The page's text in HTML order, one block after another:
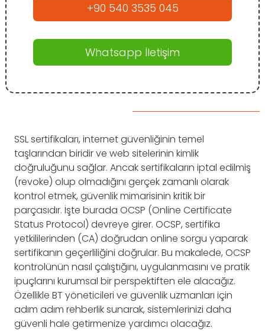
+90 540 3535 045
Whatsapp İletişim
SSL sertifikaları, internet güvenliğinin temel
taşlarından biridir ve web sitelerinin kimlik
doğruluğunu sağlar. Ancak sertifikaların iptal edilmiş
(revoke) olup olmadığını gerçek zamanlı olarak
kontrol etmek, güvenlik mimarisinin kritik bir
parçasıdır. İşte burada OCSP (Online Certificate
Status Protocol) devreye girer. OCSP, sertifika
yetkililerinden (CA) doğrudan online sorgu yaparak
sertifikanın geçerliliğini doğrular. Bu makalede, OCSP
kontrolünün nasıl çalıştığını, uygulanmasını ve pratik
ipuçlarını kurumsal bir perspektiften ele alacağız.
Özellikle BT yöneticileri ve güvenlik uzmanları için
adım adım rehberlik sunarak, sistemlerinizi daha
güvenli hale getirmenize yardımcı olacağız.